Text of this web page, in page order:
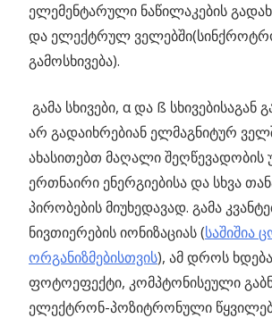
ელემენტარული ნაწილაკების
და ელექტრულ
გამოსხივება).
გამა სხივები, α და ß სხივებისაგან
არ გადაიხრებიან ელმაგნიტურ
ახასითებთ მაღალი შეღწევადობის
ერთნაირი ენერგიებისა და სხვა
პირობების მიუხედავად. გამა
ნივთიერების იონიზაციას (საშიშია
ორგანიზმებისთვის), ამ დროს ხდება
ფოტოეფექტი, კომპტონისეული
ელექტრონ-პოზიტრონული